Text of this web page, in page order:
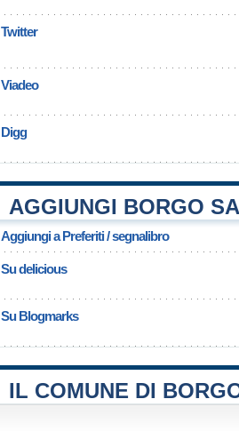
Twitter
Viadeo
Digg
AGGIUNGI BORGO
Aggiungi a Preferiti / segnalibro
Su delicious
Su Blogmarks
IL COMUNE DI